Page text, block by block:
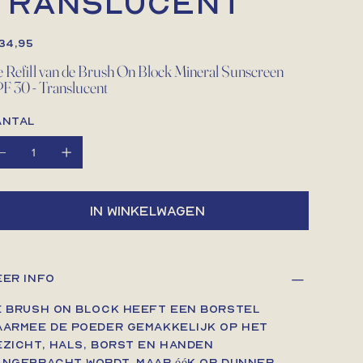
Refill van de Brush On Block Mineral Sunscreen
30 - Translucent
In winkelwagen
info
Brush On Block heeft een borstel
de poeder gemakkelijk op het
hals, borst en handen